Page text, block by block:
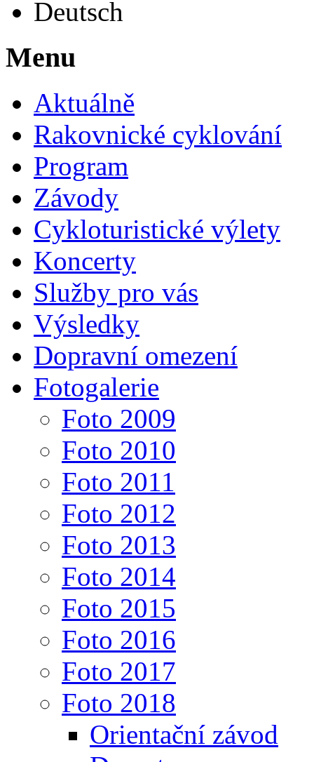
Menu
Aktuálně
Rakovnické cyklování
Program
Závody
Cykloturistické výlety
Koncerty
Služby pro vás
Výsledky
Dopravní omezení
Fotogalerie
Foto 2009
Foto 2010
Foto 2011
Foto 2012
Foto 2013
Foto 2014
Foto 2015
Foto 2016
Foto 2017
Foto 2018
Orientační závod